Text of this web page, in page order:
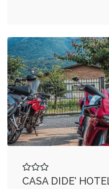
CASA DIDE'